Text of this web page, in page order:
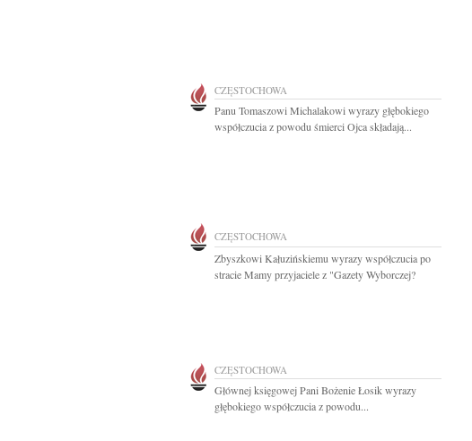
CZĘSTOCHOWA
Panu Tomaszowi Michalakowi wyrazy głębokiego
współczucia z powodu śmierci Ojca składają...
CZĘSTOCHOWA
Zbyszkowi Kałuzińskiemu wyrazy współczucia po
stracie Mamy przyjaciele z "Gazety Wyborczej?
CZĘSTOCHOWA
Głównej księgowej Pani Bożenie Łosik wyrazy
głębokiego współczucia z powodu...